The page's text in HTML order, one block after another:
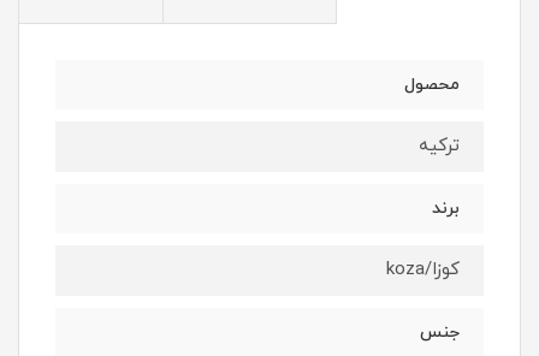
محصول
ترکیه
برند
کوزا/koza
جنس